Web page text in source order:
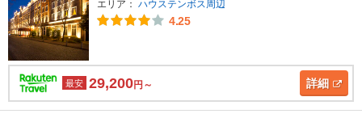
エリア： ハウステンボス周辺
4.25
最安 29,200円～ 詳細